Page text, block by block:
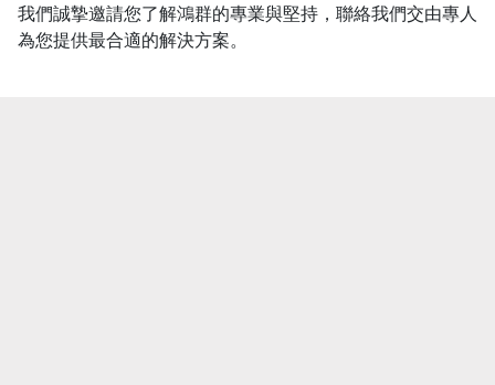
我們誠摯邀請您了解鴻群的專業與堅持，聯絡我們交由專人
為您提供最合適的解決方案。